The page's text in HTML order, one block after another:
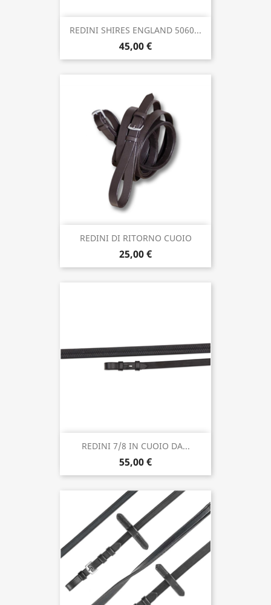
REDINI SHIRES ENGLAND 5060...
45,00 €
REDINI DI RITORNO CUOIO
25,00 €
REDINI 7/8 IN CUOIO DA...
55,00 €